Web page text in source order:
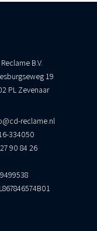
B.V.
19
PL Zevenaar
reclame.nl
334050
90 84 26